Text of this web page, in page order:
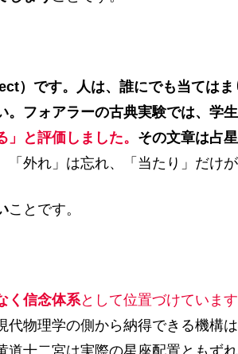
）です。人は、誰にでも当ては
フォアラーの古典実験では、学
と評価しました。 その文章は占
「外れ」は忘れ、「当たり」だけが
ことです。
く信念体系として位置づけています
物理学の側から納得できる機構
道十二宮は実際の星座配置ともず